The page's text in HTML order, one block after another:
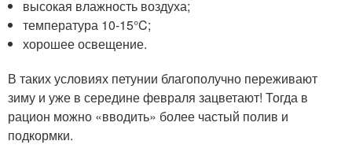
высокая влажность воздуха;
температура 10-15°C;
хорошее освещение.
В таких условиях петунии благополучно переживают
зиму и уже в середине февраля зацветают! Тогда в
рацион можно «вводить» более частый полив и
подкормки.